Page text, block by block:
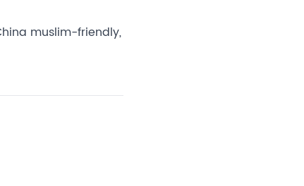
muslim-friendly,